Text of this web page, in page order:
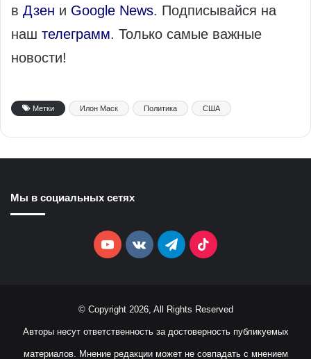
в Дзен и Google News. Подписывайся на
наш телеграмм. Только самые важные
новости!
Метки Илон Маск Политика США
Мы в социальных сетях
YouTubevk.comTelegramTikTok
© Copyright 2026, All Rights Reserved
Авторы несут ответственность за достоверность публикуемых
материалов. Мнение редакции может не совпадать с мнением